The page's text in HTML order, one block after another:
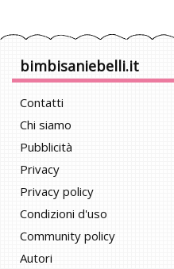
bimbisaniebelli.it
Contatti
Chi siamo
Pubblicità
Privacy
Privacy policy
Condizioni d'uso
Community policy
Autori